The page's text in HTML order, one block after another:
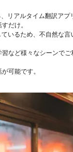
リアルタイム翻訳アプ
だけ。
いるため、不自然な
など様々なシーンでご
可能です。